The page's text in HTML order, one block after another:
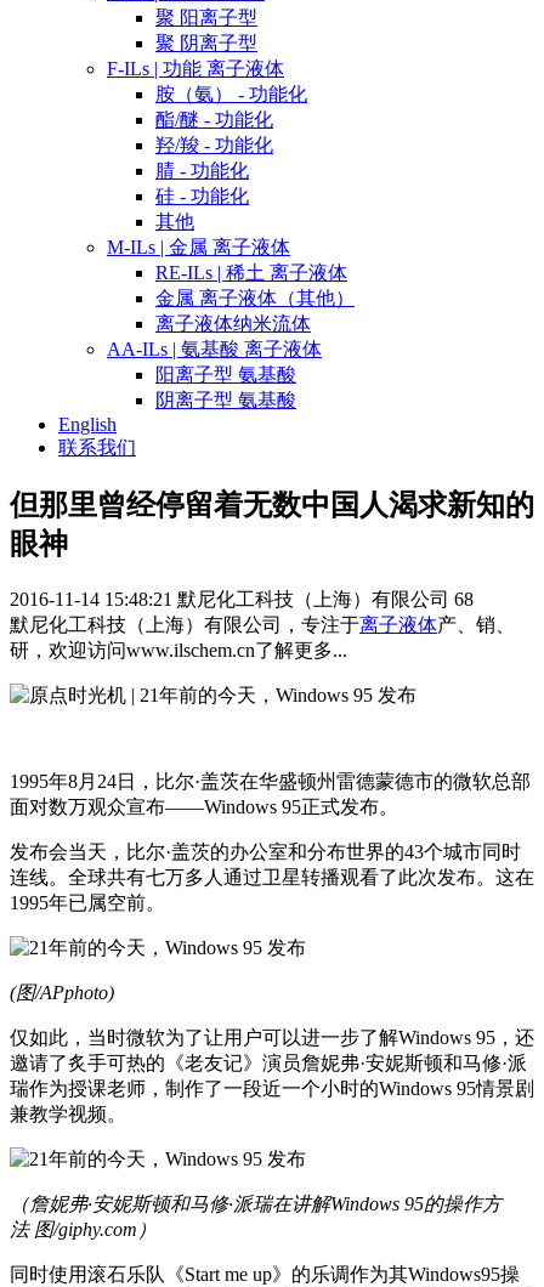
聚 阳离子型
聚 阴离子型
F-ILs | 功能 离子液体
胺（氨） - 功能化
酯/醚 - 功能化
羟/羧 - 功能化
腈 - 功能化
硅 - 功能化
其他
M-ILs | 金属 离子液体
RE-ILs | 稀土 离子液体
金属 离子液体（其他）
离子液体纳米流体
AA-ILs | 氨基酸 离子液体
阳离子型 氨基酸
阴离子型 氨基酸
English
联系我们
但那里曾经停留着无数中国人渴求新知的
眼神
2016-11-14 15:48:21 默尼化工科技（上海）有限公司 68
默尼化工科技（上海）有限公司，专注于离子液体产、销、
研，欢迎访问www.ilschem.cn了解更多...
1995年8月24日，比尔·盖茨在华盛顿州雷德蒙德市的微软总部
面对数万观众宣布——Windows 95正式发布。
发布会当天，比尔·盖茨的办公室和分布世界的43个城市同时
连线。全球共有七万多人通过卫星转播观看了此次发布。这在
1995年已属空前。
(图/APphoto)
仅如此，当时微软为了让用户可以进一步了解Windows 95，还
邀请了炙手可热的《老友记》演员詹妮弗·安妮斯顿和马修·派
瑞作为授课老师，制作了一段近一个小时的Windows 95情景剧
兼教学视频。
（詹妮弗·安妮斯顿和马修·派瑞在讲解Windows 95的操作方
法 图/giphy.com）
同时使用滚石乐队《Start me up》的乐调作为其Windows95操